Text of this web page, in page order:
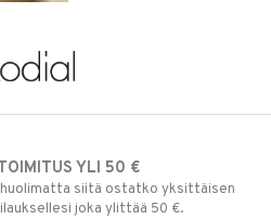
YLI 50 €
siitä ostatko yksittäisen
joka ylittää 50 €.